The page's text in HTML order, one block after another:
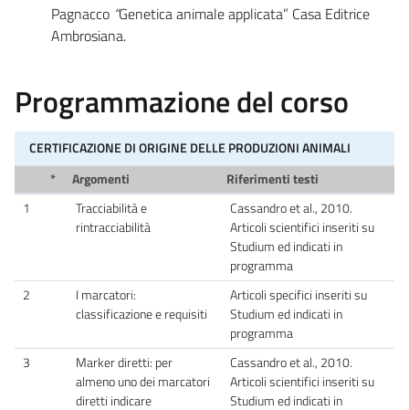
Pagnacco “Genetica animale applicata” Casa Editrice
Ambrosiana.
Programmazione del corso
CERTIFICAZIONE DI ORIGINE DELLE PRODUZIONI ANIMALI
*
Argomenti
Riferimenti testi
1
Tracciabilità e
rintracciabilità
Cassandro et al., 2010.
Articoli scientifici inseriti su
Studium ed indicati in
programma
2
I marcatori:
classificazione e requisiti
Articoli specifici inseriti su
Studium ed indicati in
programma
3
Marker diretti: per
almeno uno dei marcatori
diretti indicare
Cassandro et al., 2010.
Articoli scientifici inseriti su
Studium ed indicati in